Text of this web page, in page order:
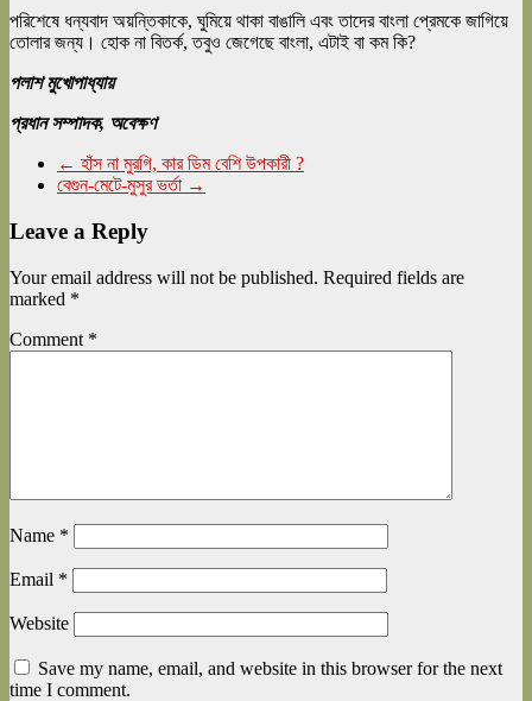
পরিশেষে ধন্যবাদ অয়ন্তিকাকে, ঘুমিয়ে থাকা বাঙালি এবং তাদের বাংলা প্রেমকে জাগিয়ে
তোলার জন্য। হোক না বিতর্ক, তবুও জেগেছে বাংলা, এটাই বা কম কি?
পলাশ মুখোপাধ্যায়
প্রধান সম্পাদক, অবেক্ষণ
← হাঁস না মুরগি, কার ডিম বেশি উপকারী ?
বেগুন-মেটে-মুসুর ভর্তা →
Leave a Reply
Your email address will not be published. Required fields are
marked *
Comment *
Name *
Email *
Website
Save my name, email, and website in this browser for the next
time I comment.